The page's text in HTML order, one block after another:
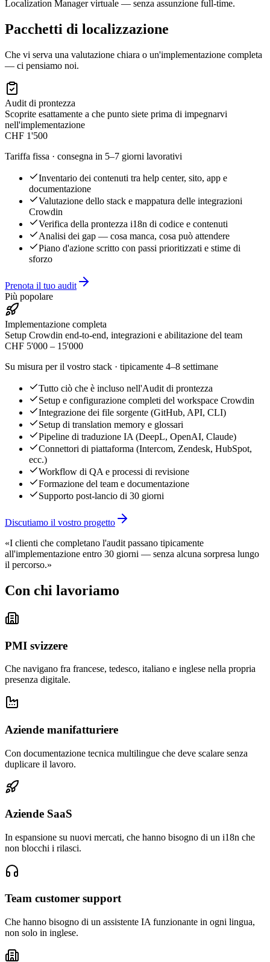
Localization Manager virtuale — senza assunzione full-time.
Pacchetti di localizzazione
Che vi serva una valutazione chiara o un'implementazione completa
— ci pensiamo noi.
Audit di prontezza
Scoprite esattamente a che punto siete prima di impegnarvi
nell'implementazione
CHF 1'500
Tariffa fissa · consegna in 5–7 giorni lavorativi
Inventario dei contenuti tra help center, sito, app e
documentazione
Valutazione dello stack e mappatura delle integrazioni
Crowdin
Verifica della prontezza i18n di codice e contenuti
Analisi dei gap — cosa manca, cosa può attendere
Piano d'azione scritto con passi prioritizzati e stime di
sforzo
Prenota il tuo audit
Più popolare
Implementazione completa
Setup Crowdin end-to-end, integrazioni e abilitazione del team
CHF 5'000 – 15'000
Su misura per il vostro stack · tipicamente 4–8 settimane
Tutto ciò che è incluso nell'Audit di prontezza
Setup e configurazione completi del workspace Crowdin
Integrazione dei file sorgente (GitHub, API, CLI)
Setup di translation memory e glossari
Pipeline di traduzione IA (DeepL, OpenAI, Claude)
Connettori di piattaforma (Intercom, Zendesk, HubSpot,
ecc.)
Workflow di QA e processi di revisione
Formazione del team e documentazione
Supporto post-lancio di 30 giorni
Discutiamo il vostro progetto
«I clienti che completano l'audit passano tipicamente
all'implementazione entro 30 giorni — senza alcuna sorpresa lungo
il percorso.»
Con chi lavoriamo
PMI svizzere
Che navigano fra francese, tedesco, italiano e inglese nella propria
presenza digitale.
Aziende manifatturiere
Con documentazione tecnica multilingue che deve scalare senza
duplicare il lavoro.
Aziende SaaS
In espansione su nuovi mercati, che hanno bisogno di un i18n che
non blocchi i rilasci.
Team customer support
Che hanno bisogno di un assistente IA funzionante in ogni lingua,
non solo in inglese.